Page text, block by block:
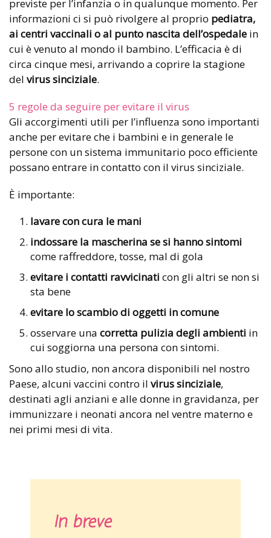
previste per l’infanzia o in qualunque momento. Per
informazioni ci si può rivolgere al proprio pediatra,
ai centri vaccinali o al punto nascita dell’ospedale in
cui è venuto al mondo il bambino. L’efficacia è di
circa cinque mesi, arrivando a coprire la stagione
del virus sinciziale.
5 regole da seguire per evitare il virus
Gli accorgimenti utili per l’influenza sono importanti
anche per evitare che i bambini e in generale le
persone con un sistema immunitario poco efficiente
possano entrare in contatto con il virus sinciziale.
È importante:
lavare con cura le mani
indossare la mascherina se si hanno sintomi
come raffreddore, tosse, mal di gola
evitare i contatti ravvicinati con gli altri se non si
sta bene
evitare lo scambio di oggetti in comune
osservare una corretta pulizia degli ambienti in
cui soggiorna una persona con sintomi.
Sono allo studio, non ancora disponibili nel nostro
Paese, alcuni vaccini contro il virus sinciziale,
destinati agli anziani e alle donne in gravidanza, per
immunizzare i neonati ancora nel ventre materno e
nei primi mesi di vita.
In breve